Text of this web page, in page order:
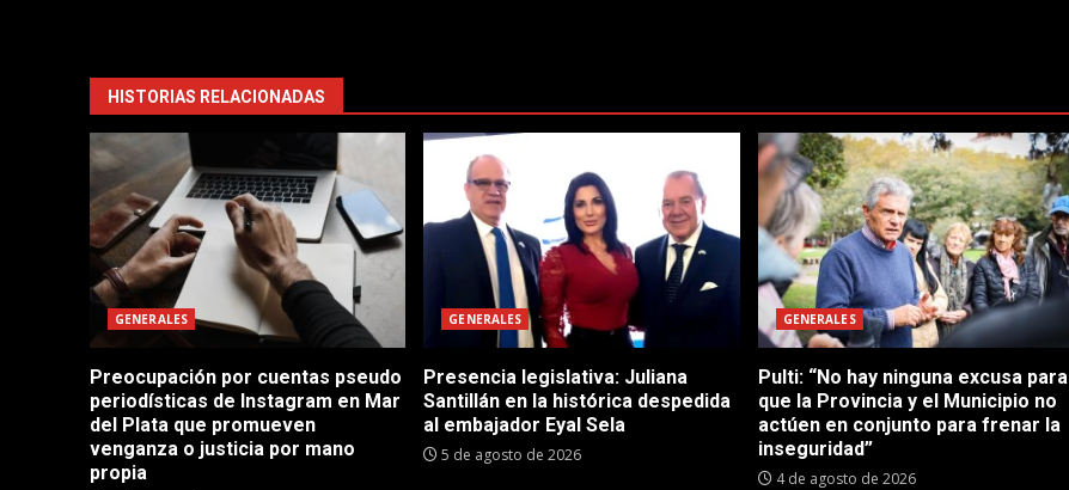
HISTORIAS RELACIONADAS
GENERALES
Preocupación por cuentas pseudo
periodísticas de Instagram en Mar
del Plata que promueven
venganza o justicia por mano
propia
GENERALES
Presencia legislativa: Juliana
Santillán en la histórica despedida
al embajador Eyal Sela
5 de agosto de 2026
GENERALES
Pulti: “No hay ninguna excusa para
que la Provincia y el Municipio no
actúen en conjunto para frenar la
inseguridad”
4 de agosto de 2026